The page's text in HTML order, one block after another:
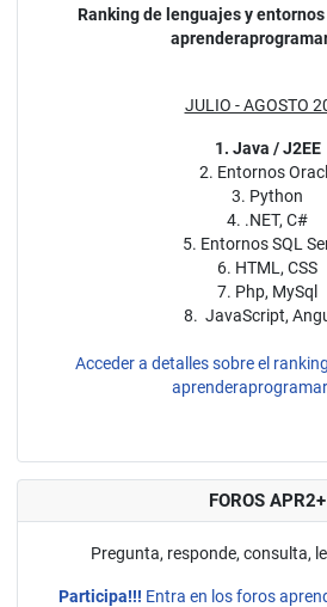
Ranking de lenguajes y
JULIO - AGOSTO
1. Java / J2EE
2. Entornos
3. Python
4. .NET, C#
5. Entornos SQL
6. HTML, CSS
7. Php, MySql
8. JavaScript,
Acceder a detalles sobre el
FOROS APR2+
Pregunta, responde, consulta,
Participa!!! Entra en los foros